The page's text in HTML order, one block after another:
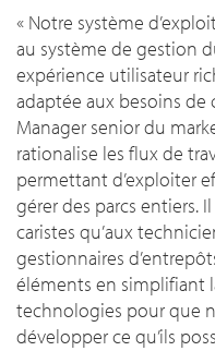
« Notre système
au système de gestion
expérience utilisateur
adaptée aux besoins de
Manager senior du
rationalise les flux de
permettant d’exploiter
gérer des parcs entiers.
caristes qu’aux
gestionnaires
éléments en simplifiant
technologies pour que
développer ce qu’ils